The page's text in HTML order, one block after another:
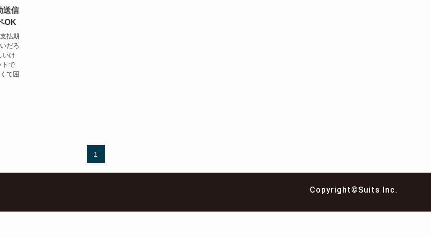
送信
OK
払期
だろ
いけ
トで
て困
1
Copyright©Suits Inc.